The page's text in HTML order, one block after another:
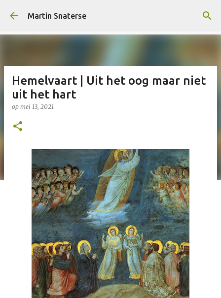
Doorgaan naar hoofdcontent
Martin Snaterse
Hemelvaart | Uit het oog maar niet
uit het hart
op mei 13, 2021